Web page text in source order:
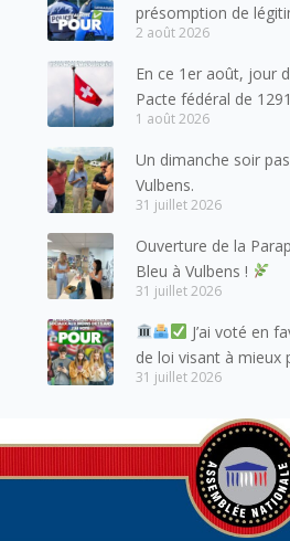
présomption de
forces de l’ordre
2 août 2026
En ce 1er août, jour
Pacte fédéral de
mes meilleures
amis suisses, et
habitants du bassin
lémanique, avec
1 août 2026
Un dimanche soir
Vulbens.
31 juillet 2026
Ouverture de la
Bleu à Vulbens !
31 juillet 2026
J’ai voté en
de loi visant à mieux
des risques liés à
31 juillet 2026